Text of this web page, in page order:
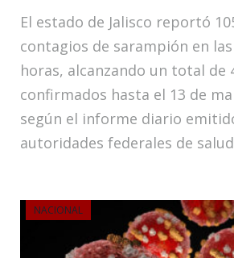
El estado de Jalisco reportó
contagios de sarampión en
horas, alcanzando un total de
confirmados hasta el 13 de
según el informe diario
autoridades federales de
NACIONAL